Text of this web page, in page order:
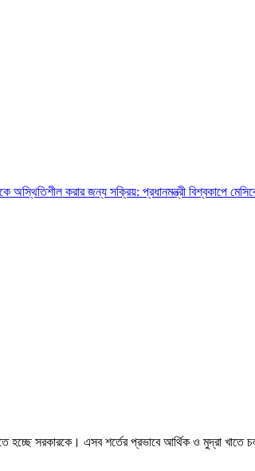
জন্য সক্রিয়: প্রধানমন্ত্রীবিশ্বকাপে মেসিকে ‘বোমা
হচ্ছে সরকারকে। এসব শর্তের প্রভাবে আর্থিক ও মুদ্রা